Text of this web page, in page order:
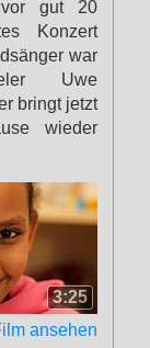
gut 20
Konzert
war
Uwe
bringt jetzt
wieder
3:25
ansehen